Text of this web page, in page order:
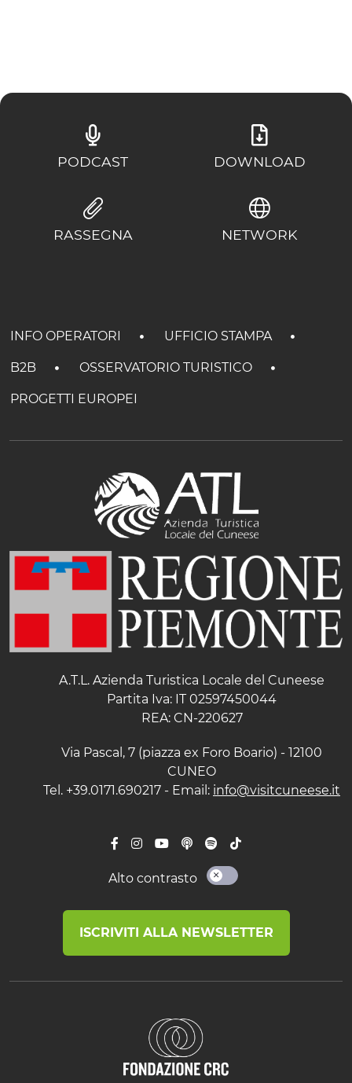
PODCAST DOWNLOAD
RASSEGNA NETWORK
INFO OPERATORI UFFICIO STAMPA
B2B OSSERVATORIO TURISTICO
PROGETTI EUROPEI
A.T.L. Azienda Turistica Locale del Cuneese
Partita Iva: IT 02597450044
REA: CN-220627
Via Pascal, 7 (piazza ex Foro Boario) - 12100
CUNEO
Tel. +39.0171.690217 - Email: info@visitcuneese.it
Alto contrasto
ISCRIVITI ALLA NEWSLETTER